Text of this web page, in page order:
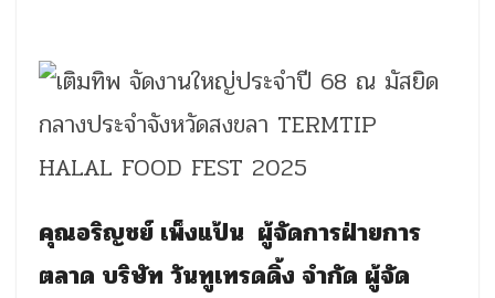
คุณอริญชย์ เพ็งแป้น ผู้จัดการฝ่ายการ
ตลาด บริษัท วันทูเทรดดิ้ง จำกัด ผู้จัด